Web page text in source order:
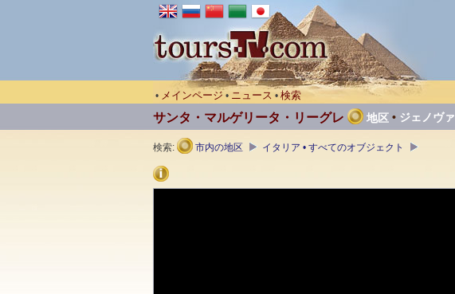
• メインページ • ニュース • 検索
サンタ・マルゲリータ・リーグレ 地区 • ジェノヴァ
検索: 市内の地区 イタリア • すべてのオブジェクト